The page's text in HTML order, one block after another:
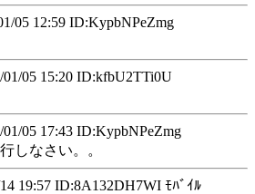
05 12:59 ID:KypbNPeZmg
01/05 15:20 ID:kfbU2TTi0U
01/05 17:43 ID:KypbNPeZmg
しなさい。。
14 19:57 ID:8A132DH7WI ﾓﾊﾞｲﾙ